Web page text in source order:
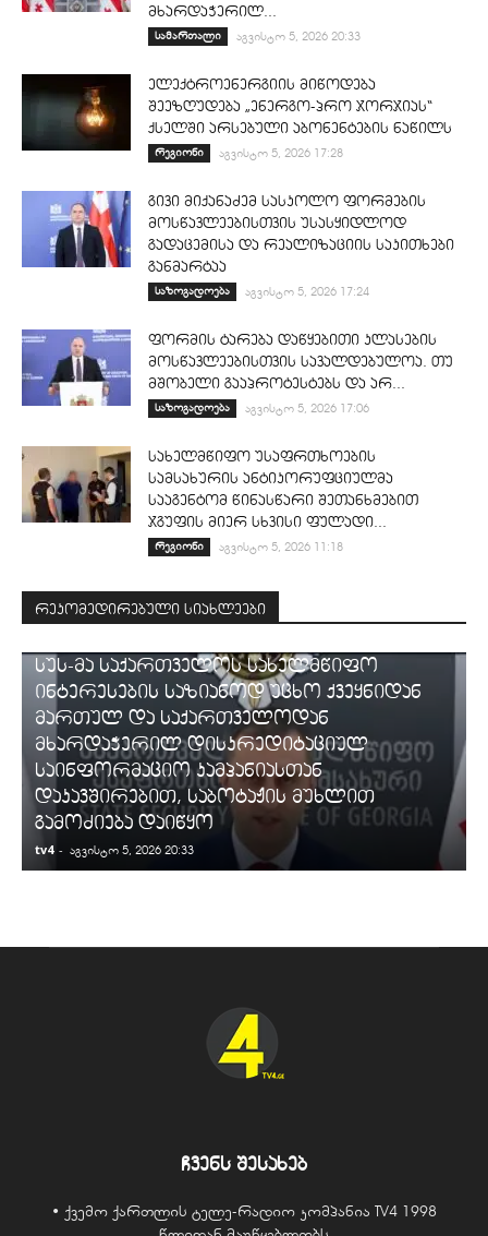
მხარდაჭერილ...
სამართალი აგვისტო 5, 2026 20:33
ელექტროენერგიის მიწოდება
შეეზღუდება „ენერგო-პრო ჯორჯიას“
ქსელში არსებული აბონენტების ნაწილს
რეგიონი აგვისტო 5, 2026 17:28
გივი მიქანაძემ სასკოლო ფორმების
მოსწავლეებისთვის უსასყიდლოდ
გადაცემისა და რეალიზაციის საკითხები
განმარტაა
საზოგადოება აგვისტო 5, 2026 17:24
ფორმის ტარება დაწყებითი კლასების
მოსწავლეებისთვის სავალდებულოა. თუ
მშობელი გააპროტესტებს და არ...
საზოგადოება აგვისტო 5, 2026 17:06
სახელმწიფო უსაფრთხოების
სამსახურის ანტიკორუფციულმა
სააგენტომ წინასწარი შეთანხმებით
ჯგუფის მიერ სხვისი ფულადი...
რეგიონი აგვისტო 5, 2026 11:18
რეკომედირებული სიახლეები
სუს-მა საქართველოს სახელმწიფო
ინტერესების საზიანოდ უცხო ქვეყნიდან
მართულ და საქართველოდან
მხარდაჭერილ დისკრედიტაციულ
საინფორმაციო კამპანიასთან
დაკავშირებით, საბოტაჟის მუხლით
გამოძიება დაიწყო
tv4 - აგვისტო 5, 2026 20:33
ჩვენს შესახებ
• ქვემო ქართლის ტელე-რადიო კომპანია TV4 1998